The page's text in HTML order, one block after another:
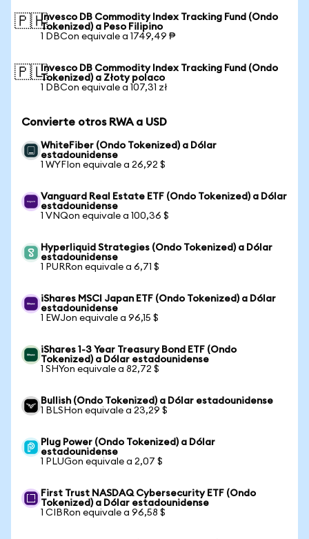
🇵🇭Invesco DB Commodity Index Tracking Fund (Ondo
Tokenized) a Peso Filipino
1 DBCon equivale a 1749,49 ₱
🇵🇱Invesco DB Commodity Index Tracking Fund (Ondo
Tokenized) a Złoty polaco
1 DBCon equivale a 107,31 zł
Convierte otros RWA a USD
WhiteFiber (Ondo Tokenized) a Dólar
estadounidense
1 WYFIon equivale a 26,92 $
Vanguard Real Estate ETF (Ondo Tokenized) a Dólar
estadounidense
1 VNQon equivale a 100,36 $
Hyperliquid Strategies (Ondo Tokenized) a Dólar
estadounidense
1 PURRon equivale a 6,71 $
iShares MSCI Japan ETF (Ondo Tokenized) a Dólar
estadounidense
1 EWJon equivale a 96,15 $
iShares 1-3 Year Treasury Bond ETF (Ondo
Tokenized) a Dólar estadounidense
1 SHYon equivale a 82,72 $
Bullish (Ondo Tokenized) a Dólar estadounidense
1 BLSHon equivale a 23,29 $
Plug Power (Ondo Tokenized) a Dólar
estadounidense
1 PLUGon equivale a 2,07 $
First Trust NASDAQ Cybersecurity ETF (Ondo
Tokenized) a Dólar estadounidense
1 CIBRon equivale a 96,58 $